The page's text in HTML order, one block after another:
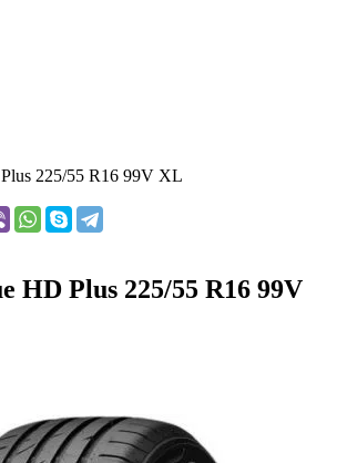
225/55 R16 99V XL
HD Plus 225/55 R16 99V